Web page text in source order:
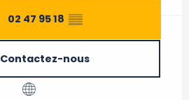
02 47 95 18 ▒▒
Contactez-nous